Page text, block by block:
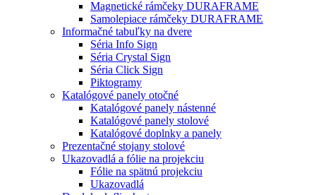
Magnetické rámčeky DURAFRAME
Samolepiace rámčeky DURAFRAME
Informačné tabuľky na dvere
Séria Info Sign
Séria Crystal Sign
Séria Click Sign
Piktogramy
Katalógové panely otočné
Katalógové panely nástenné
Katalógové panely stolové
Katalógové doplnky a panely
Prezentačné stojany stolové
Ukazovadlá a fólie na projekciu
Fólie na spätnú projekciu
Ukazovadlá